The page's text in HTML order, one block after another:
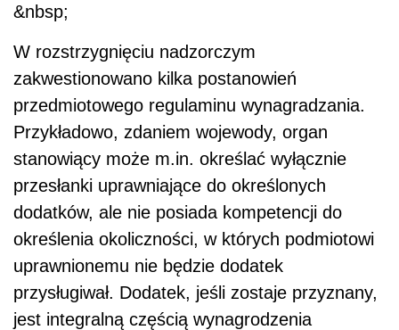
&nbsp;
W rozstrzygnięciu nadzorczym
zakwestionowano kilka postanowień
przedmiotowego regulaminu wynagradzania.
Przykładowo, zdaniem wojewody, organ
stanowiący może m.in. określać wyłącznie
przesłanki uprawniające do określonych
dodatków, ale nie posiada kompetencji do
określenia okoliczności, w których podmiotowi
uprawnionemu nie będzie dodatek
przysługiwał. Dodatek, jeśli zostaje przyznany,
jest integralną częścią wynagrodzenia